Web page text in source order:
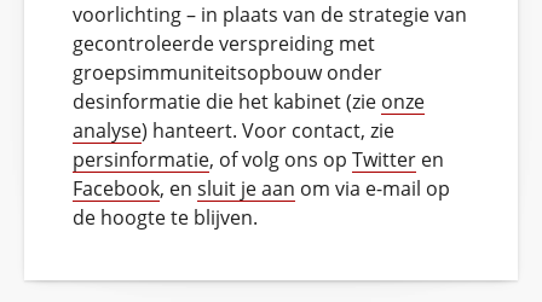
voorlichting – in plaats van de strategie van
gecontroleerde verspreiding met
groepsimmuniteitsopbouw onder
desinformatie die het kabinet (zie onze
analyse) hanteert. Voor contact, zie
persinformatie, of volg ons op Twitter en
Facebook, en sluit je aan om via e-mail op
de hoogte te blijven.